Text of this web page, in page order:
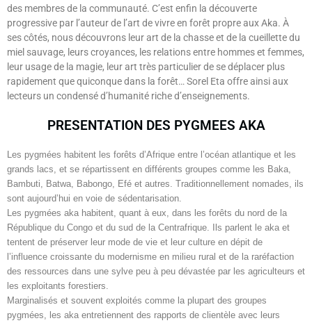
des membres de la communauté. C’est enfin la découverte
progressive par l’auteur de l’art de vivre en forêt propre aux Aka. À
ses côtés, nous découvrons leur art de la chasse et de la cueillette du
miel sauvage, leurs croyances, les relations entre hommes et femmes,
leur usage de la magie, leur art très particulier de se déplacer plus
rapidement que quiconque dans la forêt… Sorel Eta offre ainsi aux
lecteurs un condensé d’humanité riche d’enseignements.
PRESENTATION DES PYGMEES AKA
Les pygmées habitent les forêts d’Afrique entre l’océan atlantique et les
grands lacs, et se répartissent en différents groupes comme les Baka,
Bambuti, Batwa, Babongo, Efé et autres. Traditionnellement nomades, ils
sont aujourd’hui en voie de sédentarisation.
Les pygmées aka habitent, quant à eux, dans les forêts du nord de la
République du Congo et du sud de la Centrafrique. Ils parlent le aka et
tentent de préserver leur mode de vie et leur culture en dépit de
l’influence croissante du modernisme en milieu rural et de la raréfaction
des ressources dans une sylve peu à peu dévastée par les agriculteurs et
les exploitants forestiers.
Marginalisés et souvent exploités comme la plupart des groupes
pygmées, les aka entretiennent des rapports de clientèle avec leurs